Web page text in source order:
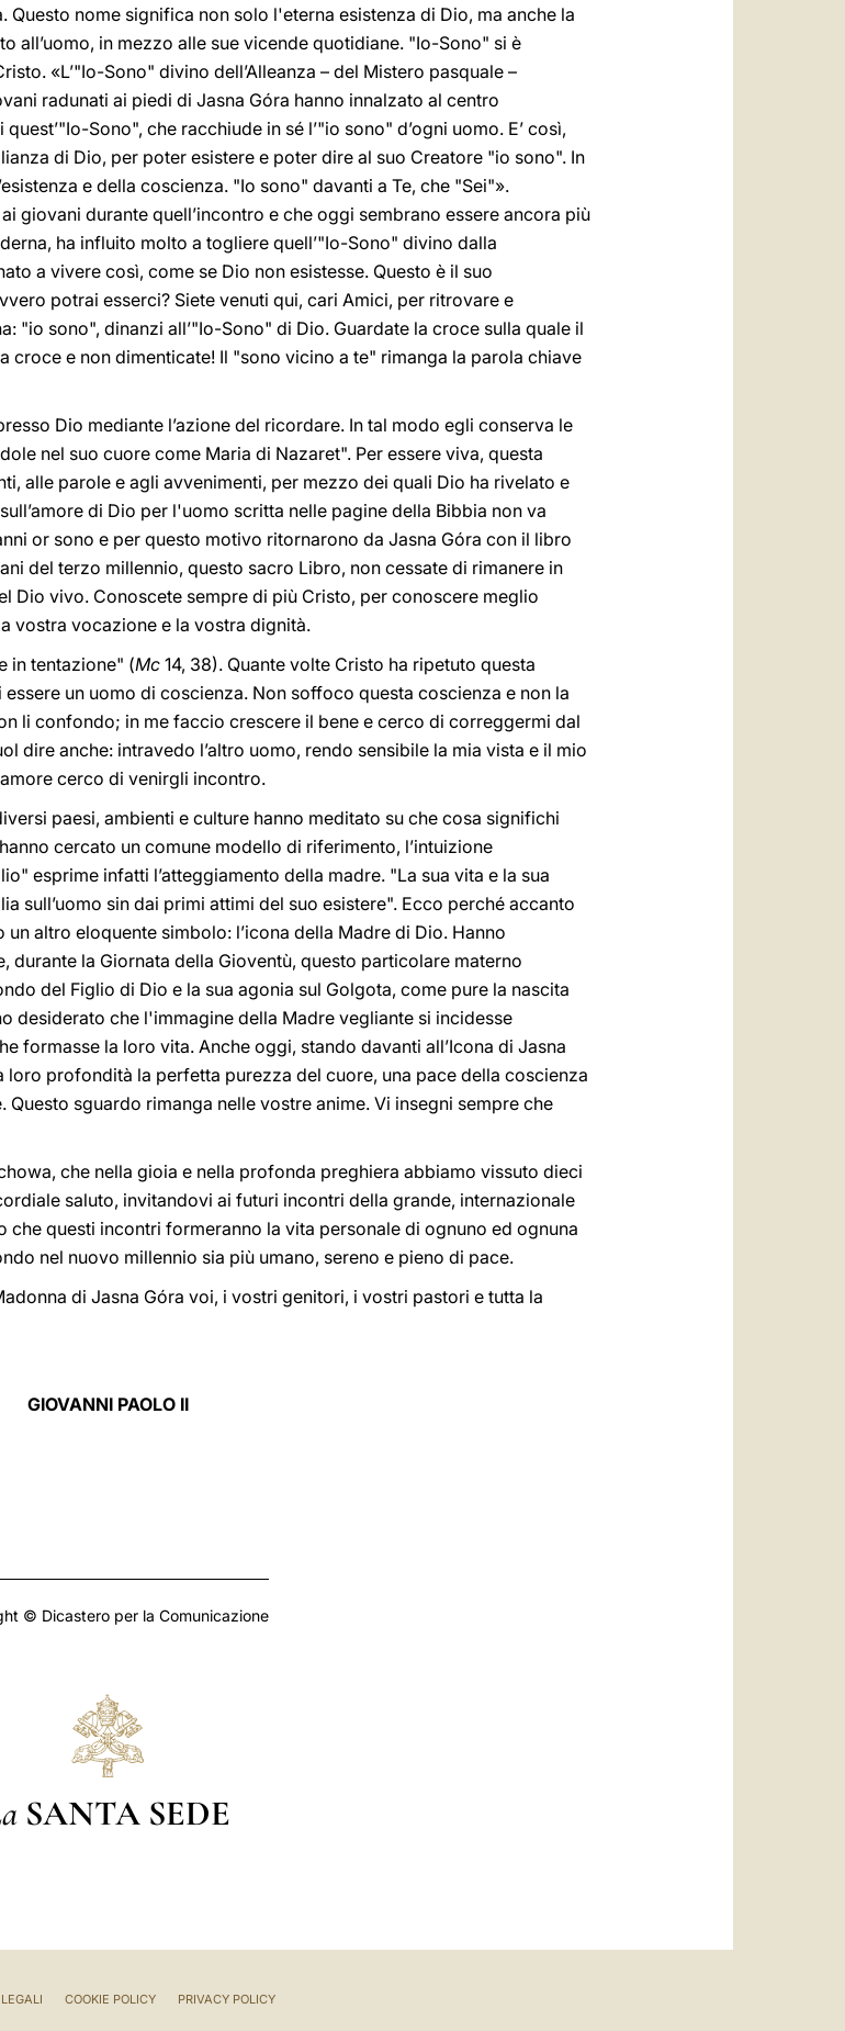
Questo nome significa non solo l'eterna esistenza di Dio, ma anche la
all’uomo, in mezzo alle sue vicende quotidiane. "Io-Sono" si è
«L’"Io-Sono" divino dell’Alleanza – del Mistero pasquale –
radunati ai piedi di Jasna Góra hanno innalzato al centro
Sono", che racchiude in sé l’"io sono" d’ogni uomo. E’ così,
di Dio, per poter esistere e poter dire al suo Creatore "io sono". In
e della coscienza. "Io sono" davanti a Te, che "Sei"».
giovani durante quell’incontro e che oggi sembrano essere ancora più
ha influito molto a togliere quell’"Io-Sono" divino dalla
a vivere così, come se Dio non esistesse. Questo è il suo
potrai esserci? Siete venuti qui, cari Amici, per ritrovare e
"io sono", dinanzi all’"Io-Sono" di Dio. Guardate la croce sulla quale il
e non dimenticate! Il "sono vicino a te" rimanga la parola chiave
Dio mediante l’azione del ricordare. In tal modo egli conserva le
nel suo cuore come Maria di Nazaret". Per essere viva, questa
alle parole e agli avvenimenti, per mezzo dei quali Dio ha rivelato e
di Dio per l'uomo scritta nelle pagine della Bibbia non va
or sono e per questo motivo ritornarono da Jasna Góra con il libro
del terzo millennio, questo sacro Libro, non cessate di rimanere in
Dio vivo. Conoscete sempre di più Cristo, per conoscere meglio
vostra vocazione e la vostra dignità.
in tentazione" (Mc 14, 38). Quante volte Cristo ha ripetuto questa
un uomo di coscienza. Non soffoco questa coscienza e non la
li confondo; in me faccio crescere il bene e cerco di correggermi dal
dire anche: intravedo l’altro uomo, rendo sensibile la mia vista e il mio
cerco di venirgli incontro.
paesi, ambienti e culture hanno meditato su che cosa significhi
cercato un comune modello di riferimento, l’intuizione
esprime infatti l’atteggiamento della madre. "La sua vita e la sua
sull’uomo sin dai primi attimi del suo esistere". Ecco perché accanto
altro eloquente simbolo: l’icona della Madre di Dio. Hanno
durante la Giornata della Gioventù, questo particolare materno
del Figlio di Dio e la sua agonia sul Golgota, come pure la nascita
desiderato che l'immagine della Madre vegliante si incidesse
formasse la loro vita. Anche oggi, stando davanti all’Icona di Jasna
profondità la perfetta purezza del cuore, una pace della coscienza
sguardo rimanga nelle vostre anime. Vi insegni sempre che
che nella gioia e nella profonda preghiera abbiamo vissuto dieci
saluto, invitandovi ai futuri incontri della grande, internazionale
questi incontri formeranno la vita personale di ognuno ed ognuna
nel nuovo millennio sia più umano, sereno e pieno di pace.
di Jasna Góra voi, i vostri genitori, i vostri pastori e tutta la
GIOVANNI PAOLO II
© Dicastero per la Comunicazione
SANTA SEDE
COOKIE POLICY PRIVACY POLICY